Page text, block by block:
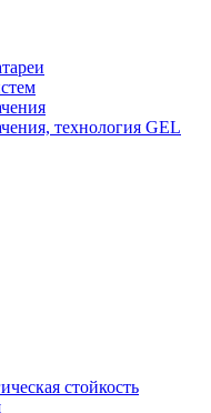
технология GEL
стойкость